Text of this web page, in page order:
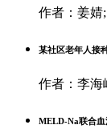
作者：姜婧
某社区老年人接
作者：李海
MELD-Na联合